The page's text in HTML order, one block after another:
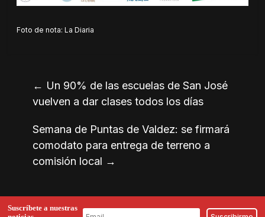
Foto de nota: La Diaria
← Un 90% de las escuelas de San José
vuelven a dar clases todos los días
Semana de Puntas de Valdez: se firmará
comodato para entrega de terreno a
comisión local →
Suscríbete a nuestras